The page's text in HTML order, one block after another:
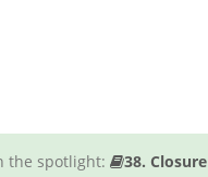
the spotlight: 38. Closure